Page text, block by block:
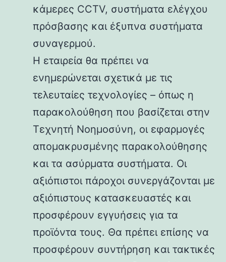
κάμερες CCTV, συστήματα ελέγχου
πρόσβασης και έξυπνα συστήματα
συναγερμού.
Η εταιρεία θα πρέπει να
ενημερώνεται σχετικά με τις
τελευταίες τεχνολογίες – όπως η
παρακολούθηση που βασίζεται στην
Τεχνητή Νοημοσύνη, οι εφαρμογές
απομακρυσμένης παρακολούθησης
και τα ασύρματα συστήματα. Οι
αξιόπιστοι πάροχοι συνεργάζονται με
αξιόπιστους κατασκευαστές και
προσφέρουν εγγυήσεις για τα
προϊόντα τους. Θα πρέπει επίσης να
προσφέρουν συντήρηση και τακτικές